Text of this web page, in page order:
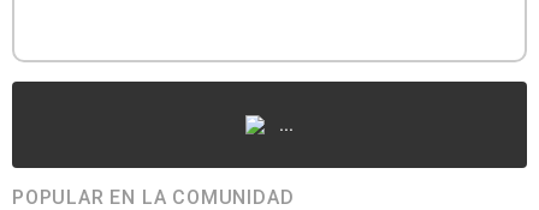
...
POPULAR EN LA COMUNIDAD